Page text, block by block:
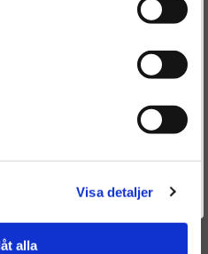
Visa detaljer
alla
för att komma till dina sidor.
att handla utan att logga in.